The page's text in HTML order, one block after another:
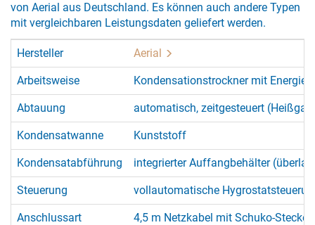
von Aerial aus Deutschland. Es können auch andere Typen
mit vergleichbaren Leistungsdaten geliefert werden.
Hersteller Aerial
Arbeitsweise Kondensationstrockner mit
Abtauung automatisch, zeitgesteuert
Kondensatwanne Kunststoff
Kondensatabführung integrierter Auffangbehälter
Steuerung vollautomatische
Anschlussart 4,5 m Netzkabel mit Schuko-Stecker